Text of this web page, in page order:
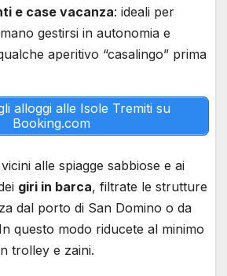
e case vacanza: ideali per
gestirsi in autonomia e
aperitivo “casalingo” prima
alloggi alle Isole Tremiti su
Booking.com
alle spiagge sabbiose e ai
giri in barca, filtrate le strutture
dal porto di San Domino o da
questo modo riducete al minimo
trolley e zaini.